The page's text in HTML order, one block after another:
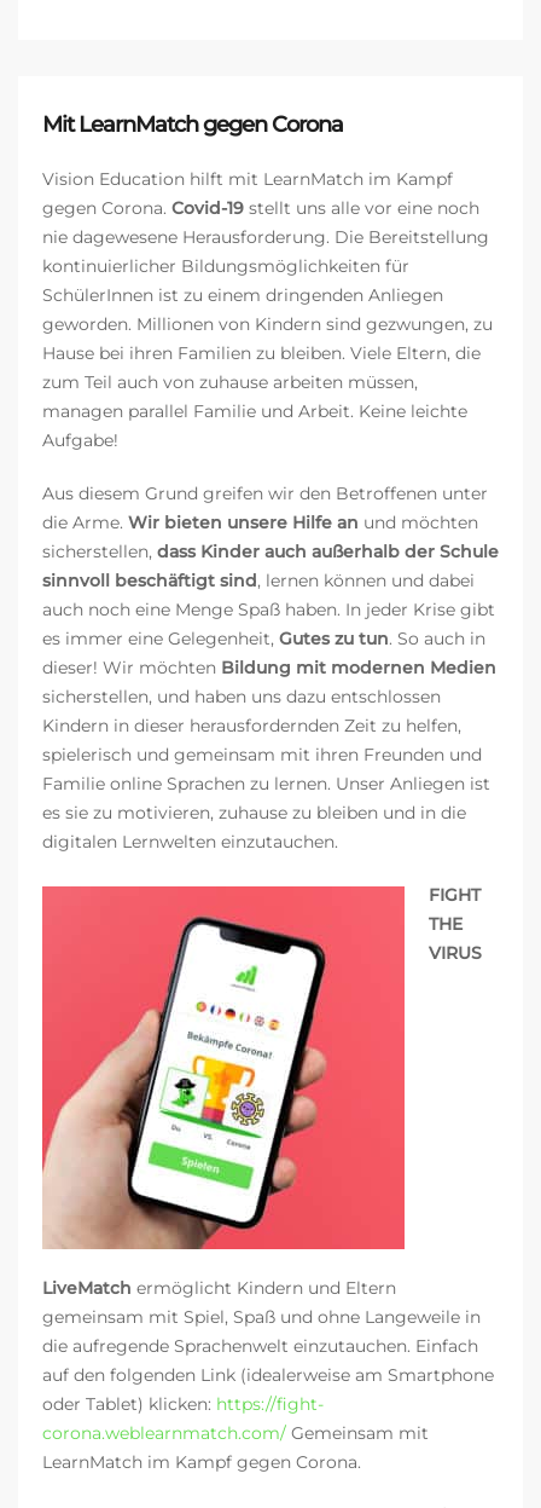
Mit LearnMatch gegen Corona
Vision Education hilft mit LearnMatch im Kampf
gegen Corona. Covid-19 stellt uns alle vor eine noch
nie dagewesene Herausforderung. Die Bereitstellung
kontinuierlicher Bildungsmöglichkeiten für
SchülerInnen ist zu einem dringenden Anliegen
geworden. Millionen von Kindern sind gezwungen, zu
Hause bei ihren Familien zu bleiben. Viele Eltern, die
zum Teil auch von zuhause arbeiten müssen,
managen parallel Familie und Arbeit. Keine leichte
Aufgabe!
Aus diesem Grund greifen wir den Betroffenen unter
die Arme. Wir bieten unsere Hilfe an und möchten
sicherstellen, dass Kinder auch außerhalb der Schule
sinnvoll beschäftigt sind, lernen können und dabei
auch noch eine Menge Spaß haben. In jeder Krise gibt
es immer eine Gelegenheit, Gutes zu tun. So auch in
dieser! Wir möchten Bildung mit modernen Medien
sicherstellen, und haben uns dazu entschlossen
Kindern in dieser herausfordernden Zeit zu helfen,
spielerisch und gemeinsam mit ihren Freunden und
Familie online Sprachen zu lernen. Unser Anliegen ist
es sie zu motivieren, zuhause zu bleiben und in die
digitalen Lernwelten einzutauchen.
FIGHT
THE
VIRUS
LiveMatch ermöglicht Kindern und Eltern
gemeinsam mit Spiel, Spaß und ohne Langeweile in
die aufregende Sprachenwelt einzutauchen. Einfach
auf den folgenden Link (idealerweise am Smartphone
oder Tablet) klicken: https://fight-
corona.weblearnmatch.com/ Gemeinsam mit
LearnMatch im Kampf gegen Corona.